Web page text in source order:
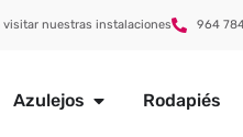
visitar nuestras instalaciones 964
Azulejos Rodapiés